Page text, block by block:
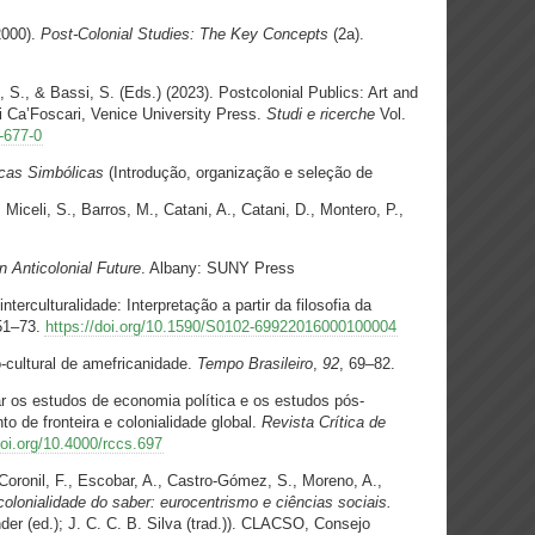
Post-Colonial Studies: The Key Concepts (2a).
& Bassi, S. (Eds.) (2023). Postcolonial Publics: Art and
Venice University Press. Studi e ricerche Vol.
0
Simbólicas (Introdução, organização e seleção de
S., Barros, M., Catani, A., Catani, D., Montero, P.,
Anticolonial Future. Albany: SUNY Press
Interpretação a partir da filosofia da
https://doi.org/10.1590/S0102-69922016000100004
de amefricanidade. Tempo Brasileiro, 92, 69–82.
os estudos de economia política e os estudos pós-
de fronteira e colonialidade global. Revista Crítica de
10.4000/rccs.697
F., Escobar, A., Castro-Gómez, S., Moreno, A.,
do saber: eurocentrismo e ciências sociais.
(ed.); J. C. C. B. Silva (trad.)). CLACSO, Consejo